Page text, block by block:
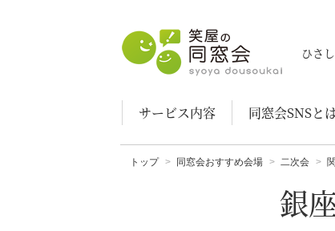
笑屋の同窓会
ひさ
サービス内容 同窓会SNSと
トップ 同窓会おすすめ会場 二次会
銀